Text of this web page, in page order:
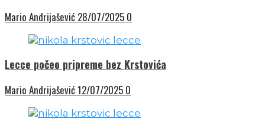
Mario Andrijašević 28/07/2025 0
Lecce počeo pripreme bez Krstovića
Mario Andrijašević12/07/2025 0